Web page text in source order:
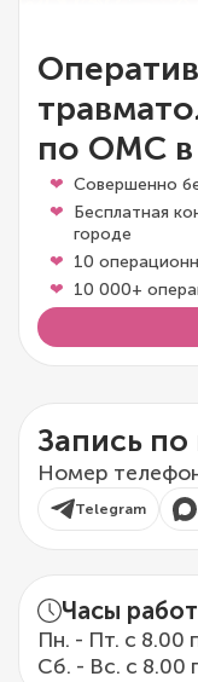
по ОМС
Совершенно
Бесплатная
городе
10
10 000+
Запись
Номер
Telegram
Часы
Пн. - Пт. с 8.00
Сб. - Вс. с 8.00